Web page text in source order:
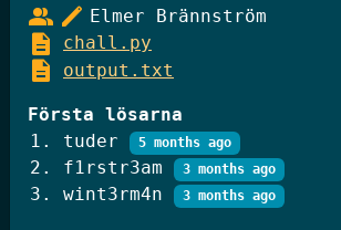
GiffelBanken Valv 2
Knäck Koden 2025
20 lösare
group edit Elmer Brännström
description chall.py
description output.txt
Första lösarna
tuder
5 months ago
f1rstr3am 3 months ago
wint3rm4n 3 months ago